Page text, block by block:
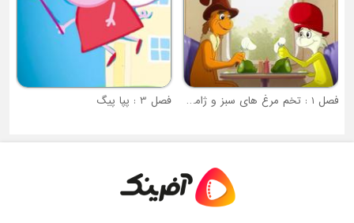
فصل 1 : تخم مرغ های سبز و ژامبون فصل 3 : پپا پیگ